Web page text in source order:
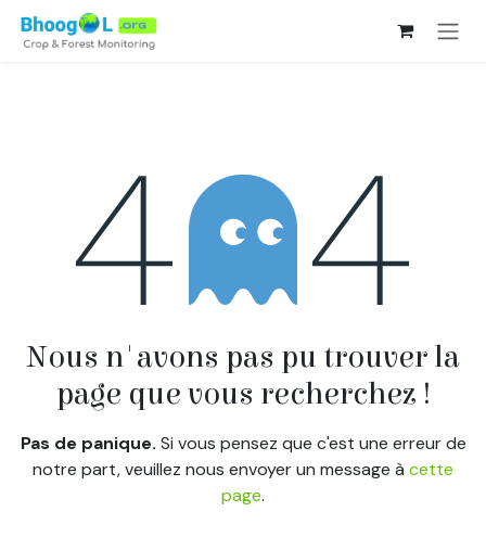
Se rendre au contenu
Erreur 404
Nous n'avons pas pu trouver la
page que vous recherchez !
Pas de panique. Si vous pensez que c'est une erreur de
notre part, veuillez nous envoyer un message à cette
page.